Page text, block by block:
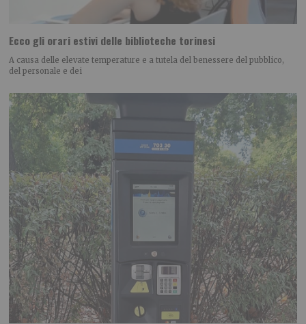
Ecco gli orari estivi delle biblioteche torinesi
A causa delle elevate temperature e a tutela del benessere del pubblico,
del personale e dei